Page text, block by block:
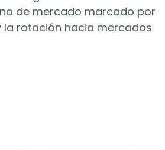
de mercado marcado por
la rotación hacia mercados